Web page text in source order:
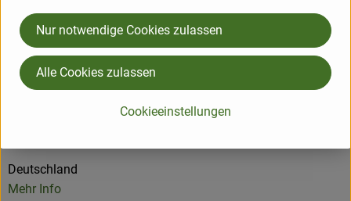
Herkunft
Hersteller: Grün & Form Jörg Caris GmbH & Co.
Deutschland
Mehr Info
Cookieeinstellungen
Nur notwendige Cookies zulassen
Alle Cookies zulassen